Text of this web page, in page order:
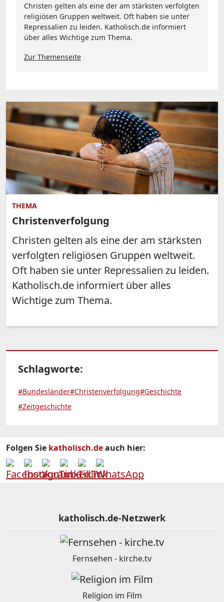
Christen gelten als eine der am stärksten verfolgten
religiösen Gruppen weltweit. Oft haben sie unter
Repressalien zu leiden. Katholisch.de informiert
über alles Wichtige zum Thema.
Zur Themenseite
THEMA
Christenverfolgung
Christen gelten als eine der am stärksten
verfolgten religiösen Gruppen weltweit.
Oft haben sie unter Repressalien zu leiden.
Katholisch.de informiert über alles
Wichtige zum Thema.
Schlagworte:
#Bundesländer#Christenverfolgung#Geschichte
#Zeitgeschichte
Folgen Sie katholisch.deauch hier:
katholisch.de-Netzwerk
Fernsehen - kirche.tv
Religion im Film